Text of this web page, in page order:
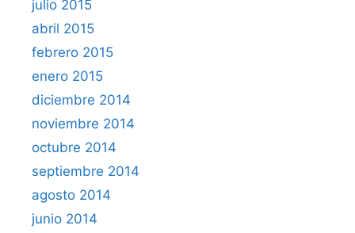
julio 2015
abril 2015
febrero 2015
enero 2015
diciembre 2014
noviembre 2014
octubre 2014
septiembre 2014
agosto 2014
junio 2014